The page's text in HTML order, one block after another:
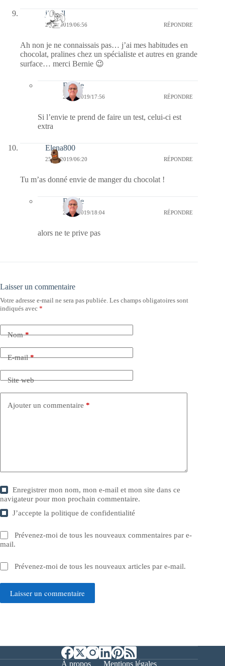
jill bill
25/09/2019/06:56 RÉPONDRE
Ah non je ne connaissais pas… j’ai mes habitudes en
chocolat, pralines chez un spécialiste et autres en grande
surface… merci Bernie 😉
Bernie
26/09/2019/17:56 RÉPONDRE
Si l’envie te prend de faire un test, celui-ci est
extra
Elena800
25/09/2019/06:20 RÉPONDRE
Tu m’as donné envie de manger du chocolat !
Bernie
26/09/2019/18:04 RÉPONDRE
alors ne te prive pas
Laisser un commentaire
Votre adresse e-mail ne sera pas publiée. Les champs obligatoires sont
indiqués avec *
Nom*
E-mail*
Site web
Ajouter un commentaire *
Enregistrer mon nom, mon e-mail et mon site dans ce
navigateur pour mon prochain commentaire.
J’accepte lapolitique de confidentialité
Prévenez-moi de tous les nouveaux commentaires par e-
mail.
Prévenez-moi de tous les nouveaux articles par e-mail.
Laisser un commentaire
À propos Mentions légales